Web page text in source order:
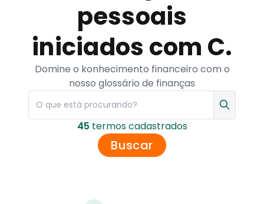
pessoais
iniciados com C.
Domine o konhecimento financeiro com o
nosso glossário de finanças
45 termoscadastrados
Buscar